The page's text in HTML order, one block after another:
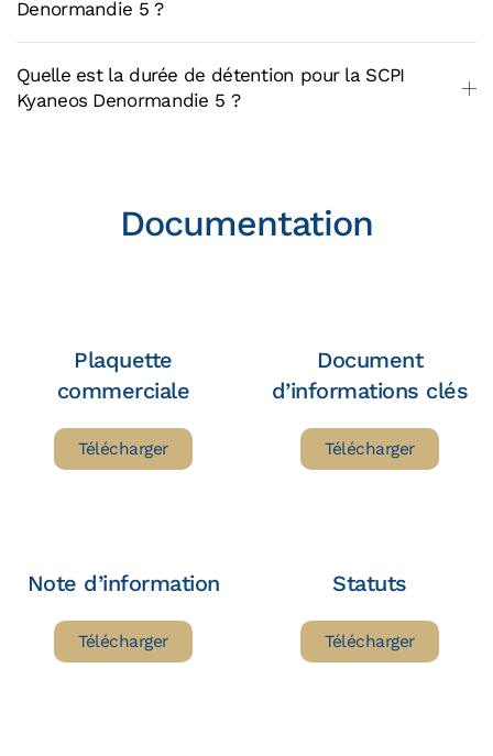
Denormandie 5 ?
Quelle est la durée de détention pour la SCPI
Kyaneos Denormandie 5 ?
Documentation
Plaquette
commerciale
Télécharger
Document
d’informations clés
Télécharger
Note d’information
Télécharger
Statuts
Télécharger